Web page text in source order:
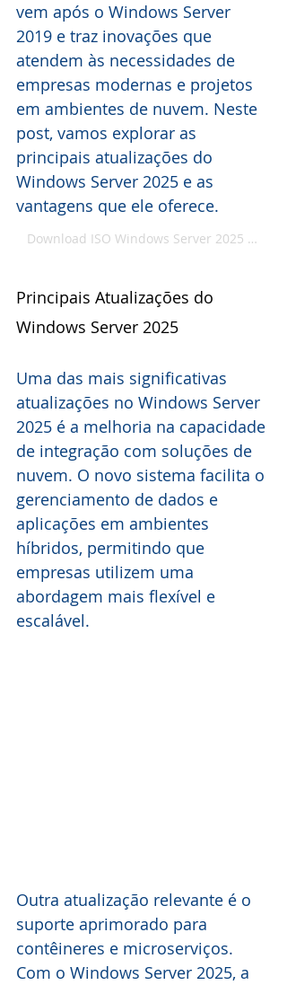
vem após o Windows Server
2019 e traz inovações que
atendem às necessidades de
empresas modernas e projetos
em ambientes de nuvem. Neste
post, vamos explorar as
principais atualizações do
Windows Server 2025 e as
vantagens que ele oferece.
Download ISO Windows Server 2025 - Microsoft Oficial
Principais Atualizações do
Windows Server 2025
Uma das mais significativas
atualizações no Windows Server
2025 é a melhoria na capacidade
de integração com soluções de
nuvem. O novo sistema facilita o
gerenciamento de dados e
aplicações em ambientes
híbridos, permitindo que
empresas utilizem uma
abordagem mais flexível e
escalável.
Outra atualização relevante é o
suporte aprimorado para
contêineres e microserviços.
Com o Windows Server 2025, a